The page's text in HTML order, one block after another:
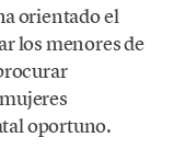
orientado el
los menores de
oportuno.